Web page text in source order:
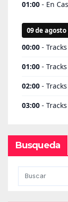
Busqueda